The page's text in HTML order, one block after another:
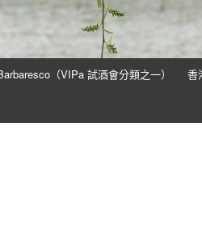
（VIPa 試酒會分類之一） 香